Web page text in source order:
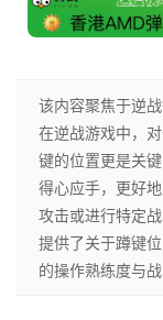
该内容聚焦于逆
在逆战游戏中，
键的位置更是关
得心应手，更好
攻击或进行特定
提供了关于蹲键
的操作熟练度与战